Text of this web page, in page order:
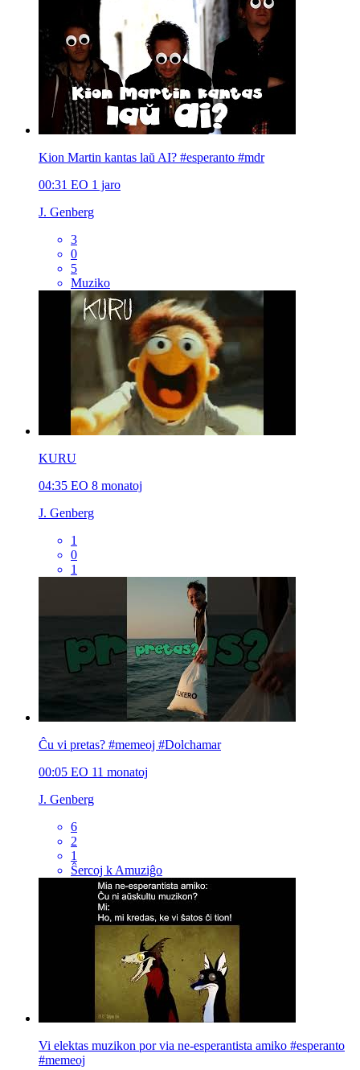
Kion Martin kantas laŭ AI? #esperanto #mdr
00:31 EO 1 jaro
J. Genberg
3
0
5
Muziko
KURU
04:35 EO 8 monatoj
J. Genberg
1
0
1
Ĉu vi pretas? #memeoj #Dolchamar
00:05 EO 11 monatoj
J. Genberg
6
2
1
Ŝercoj k Amuziĝo
Vi elektas muzikon por via ne-esperantista amiko #esperanto
#memeoj